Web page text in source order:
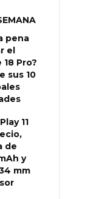
pena
el
18 Pro?
sus 10
11
de
y
mm